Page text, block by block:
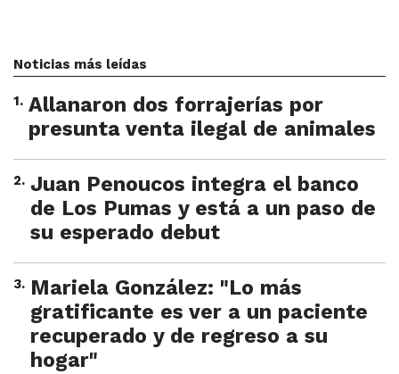
Noticias más leídas
1. Allanaron dos forrajerías por
presunta venta ilegal de animales
2. Juan Penoucos integra el banco
de Los Pumas y está a un paso de
su esperado debut
3. Mariela González: "Lo más
gratificante es ver a un paciente
recuperado y de regreso a su
hogar"